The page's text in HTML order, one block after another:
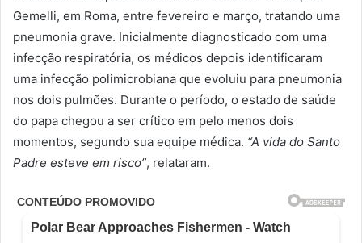
Gemelli, em Roma, entre fevereiro e março, tratando uma
pneumonia grave. Inicialmente diagnosticado com uma
infecção respiratória, os médicos depois identificaram
uma infecção polimicrobiana que evoluiu para pneumonia
nos dois pulmões. Durante o período, o estado de saúde
do papa chegou a ser crítico em pelo menos dois
momentos, segundo sua equipe médica. “A vida do Santo
Padre esteve em risco”, relataram.